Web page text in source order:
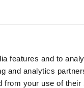
features and to
and analytics
from your use of